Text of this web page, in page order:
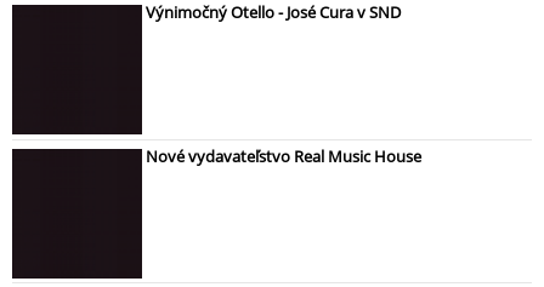
Výnimočný Otello - José Cura v SND
Nové vydavateľstvo Real Music House